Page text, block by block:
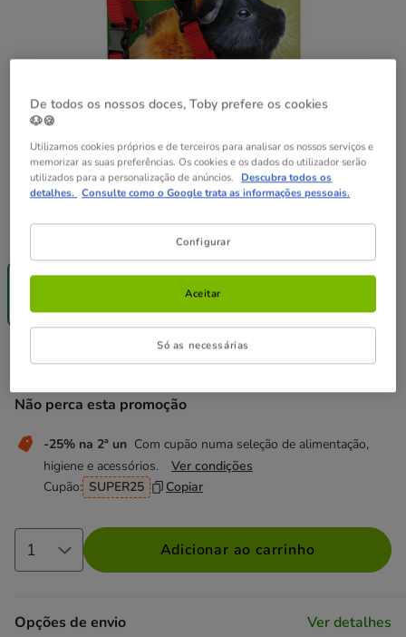
Tamanho: Guia de tamanhos
-25% na 2ª
un.
8.19€
Não perca esta promoção
-25% na 2ª un Com cupão numa seleção de alimentação,
higiene e acessórios.
Ver condições
Cupão: SUPER25 Copiar
Preço 8.19€
8.19€
Adicionar ao carrinho
Opções de envio Ver detalhes
De todos os nossos doces, Toby prefere os cookies
🐶🍪
Utilizamos cookies próprios e de terceiros para analisar os nossos serviços e
memorizar as suas preferências. Os cookies e os dados do utilizador serão
utilizados para a personalização de anúncios. Descubra todos os
detalhes. Consulte como o Google trata as informações pessoais.
Configurar
Só as necessárias
Aceitar